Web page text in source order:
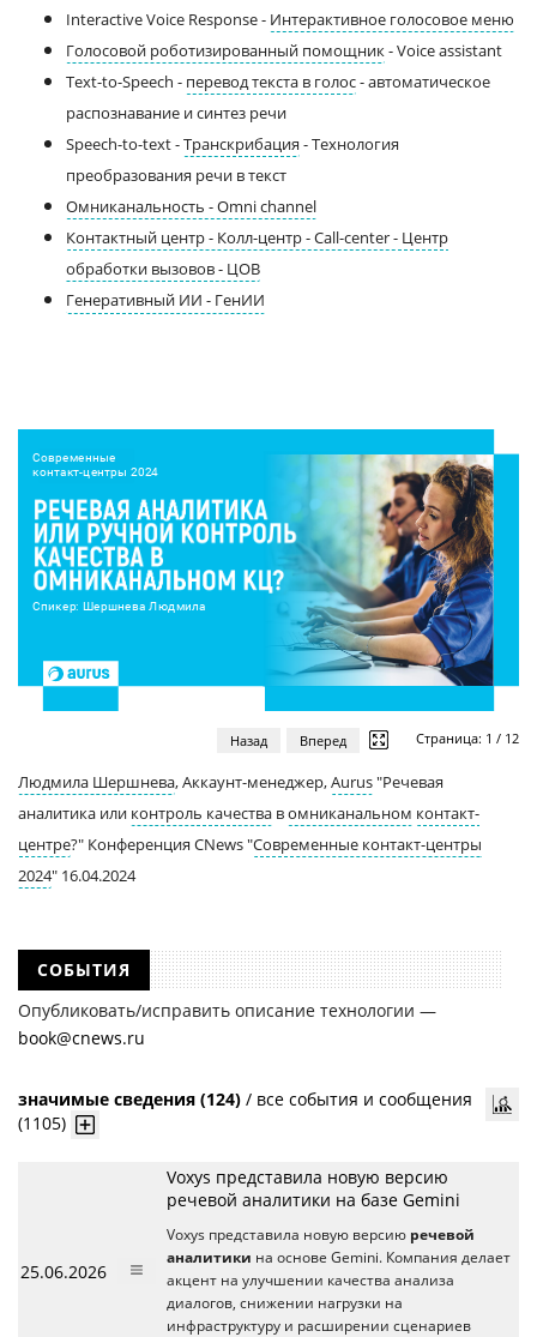
Interactive Voice Response - Интерактивное голосовое меню
Голосовой роботизированный помощник - Voice assistant
Text-to-Speech - перевод текста в голос- автоматическое
распознавание и синтез речи
Speech-to-text -Транскрибация - Технология
преобразования речи в текст
Омниканальность - Omni channel
Контактный центр - Колл-центр - Call-center - Центр
обработки вызовов - ЦОВ
Генеративный ИИ - ГенИИ
Назад Вперед Страница: 1 / 12
Людмила Шершнева, Аккаунт-менеджер,Aurus"Речевая
аналитика или контроль качества вомниканальном контакт-
центре?" Конференция CNews "Современные контакт-центры
2024" 16.04.2024
СОБЫТИЯ
Опубликовать/исправить описание технологии —
book@cnews.ru
значимые сведения (124) / все события и сообщения
(1105)
25.06.2026
Voxys представила новую версию
речевой аналитики на базе Gemini
Voxys представила новую версию речевой
аналитики на основе Gemini. Компания делает
акцент на улучшении качества анализа
диалогов, снижении нагрузки на
инфраструктуру и расширении сценариев